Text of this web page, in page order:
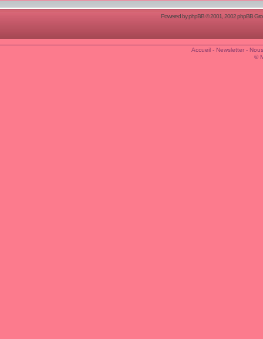
Powered byphpBB© 2001, 2002 phpBB
Accueil- Newsletter-
©